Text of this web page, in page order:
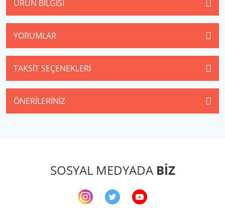
ÜRÜN BILGISI
YORUMLAR
TAKSIT SEÇENEKLERI
ÖNERILERINIZ
SOSYAL MEDYADA BİZ